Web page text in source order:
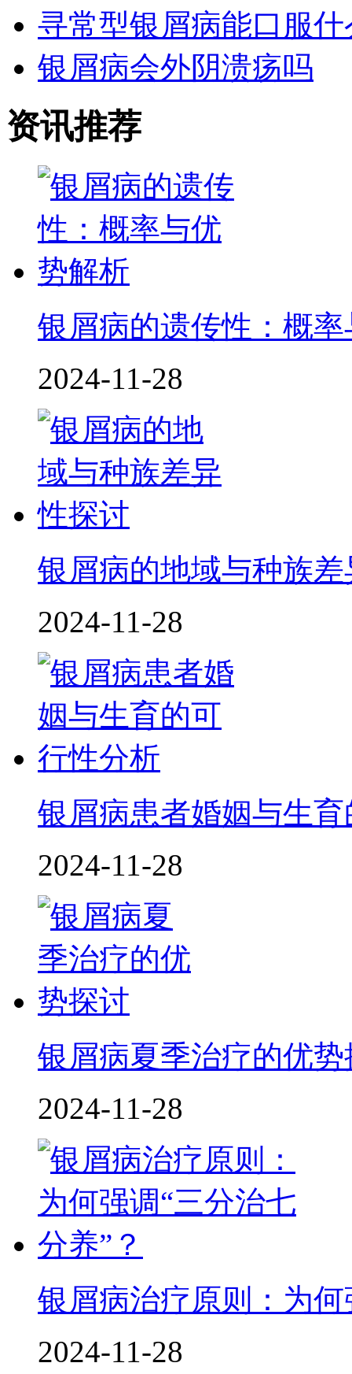
寻常型银屑病能口服什
银屑病会外阴溃疡吗
资讯推荐
银屑病的遗传性：概
2024-11-28
银屑病的地域与种族
2024-11-28
银屑病患者婚姻与生
2024-11-28
银屑病夏季治疗的优势
2024-11-28
银屑病治疗原则：为
2024-11-28